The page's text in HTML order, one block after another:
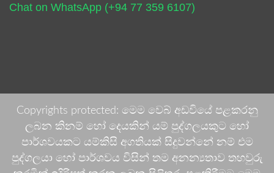
Chat on WhatsApp (+94 77 359 6107)
Copyrights protected: මෙම වෙබ් අඩවියේ පළකරනු
ලබන කිනම් හෝ දෙයකින් යම් පුද්ගලයකුට හෝ
පාර්ශවයකට යම්කිසි අගතියක් සිදුවන්නේ නම් එම
පුද්ගලයා හෝ පාර්ශවය විසින් තම අනන්‍යතාව තහවුරු